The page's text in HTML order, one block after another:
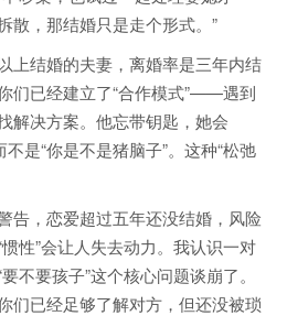
散，那结婚只是走个形式。”
上结婚的夫妻，离婚率是三年内结
们已经建立了“合作模式”——遇到
解决方案。他忘带钥匙，她会
是“你是不是猪脑子”。这种“松弛
告，恋爱超过五年还没结婚，风险
性”会让人失去动力。我认识一对
不要孩子”这个核心问题谈崩了。
们已经足够了解对方，但还没被琐